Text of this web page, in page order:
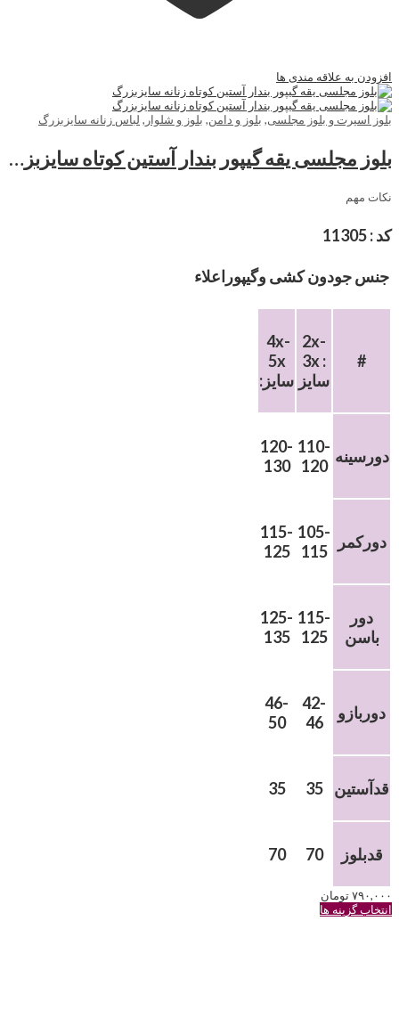
افزودن به علاقه مندی ها
بلوز اسپرت و بلوز مجلسی, بلوز و دامن, بلوز و شلوار , لباس زنانه سایزبزرگ
بلوز مجلسی یقه گیپور بندار آستین کوتاه سایزبزرگ
نکات مهم
کد : 11305
جنس جودون کشی وگیپوراعلاء
4x-
5x
:سایز
2x-
3x :
سایز
#
120-
130
110-
120 دورسینه
115-
125
105-
115
دورکمر
125-
135
115-
125
دور
باسن
46-
50
42-
46
دوربازو
35 35 قدآستین
70 70 قدبلوز
۷۹۰,۰۰۰تومان
انتخاب گزینه ها